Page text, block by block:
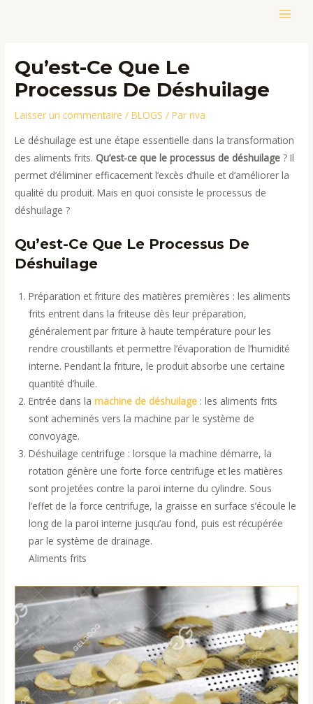
MAIN
Qu’est-Ce Que Le
Processus De Déshuilage
Laisser un commentaire /BLOGS / Parriva
Le déshuilage est une étape essentielle dans la transformation
des aliments frits. Qu’est-ce que le processus de déshuilage ? Il
permet d’éliminer efficacement l’excès d’huile et d’améliorer la
qualité du produit. Mais en quoi consiste le processus de
déshuilage ?
Qu’est-Ce Que Le Processus De
Déshuilage
Préparation et friture des matières premières : les aliments
frits entrent dans la friteuse dès leur préparation,
généralement par friture à haute température pour les
rendre croustillants et permettre l’évaporation de l’humidité
interne. Pendant la friture, le produit absorbe une certaine
quantité d’huile.
Entrée dans la machine de déshuilage : les aliments frits
sont acheminés vers la machine par le système de
convoyage.
Déshuilage centrifuge : lorsque la machine démarre, la
rotation génère une forte force centrifuge et les matières
sont projetées contre la paroi interne du cylindre. Sous
l’effet de la force centrifuge, la graisse en surface s’écoule le
long de la paroi interne jusqu’au fond, puis est récupérée
par le système de drainage.
Aliments frits